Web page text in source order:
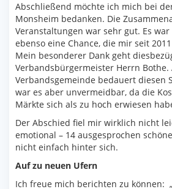
Abschließend möchte ich mich bei
Monsheim bedanken. Die
Veranstaltungen war sehr gut. Es
ebenso eine Chance, die mir seit
Mein besonderer Dank geht
Verbandsbürgermeister Herrn Bothe.
Verbandsgemeinde bedauert diesen
war es aber unvermeidbar, da die
Märkte sich als zu hoch erwiesen
Der Abschied fiel mir wirklich nicht
emotional – 14 ausgesprochen
nicht einfach hinter sich.
Auf zu neuen Ufern
Ich freue mich berichten zu können: